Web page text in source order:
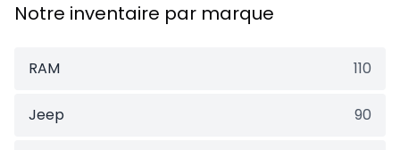
Notre inventaire par marque
RAM 110
Jeep 90